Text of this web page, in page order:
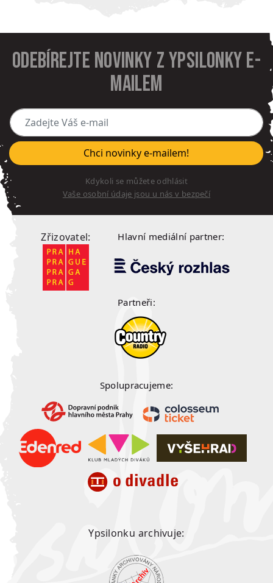
Odebírejte novinky z Ypsilonky e-
mailem
Zadejte Váš e-mail
Chci novinky e-mailem!
Kdykoli se můžete odhlásit
Vaše osobní údaje jsou u nás v bezpečí
Zřizovatel: Hlavní mediální partner:
Partneři:
Spolupracujeme:
Ypsilonku archivuje: